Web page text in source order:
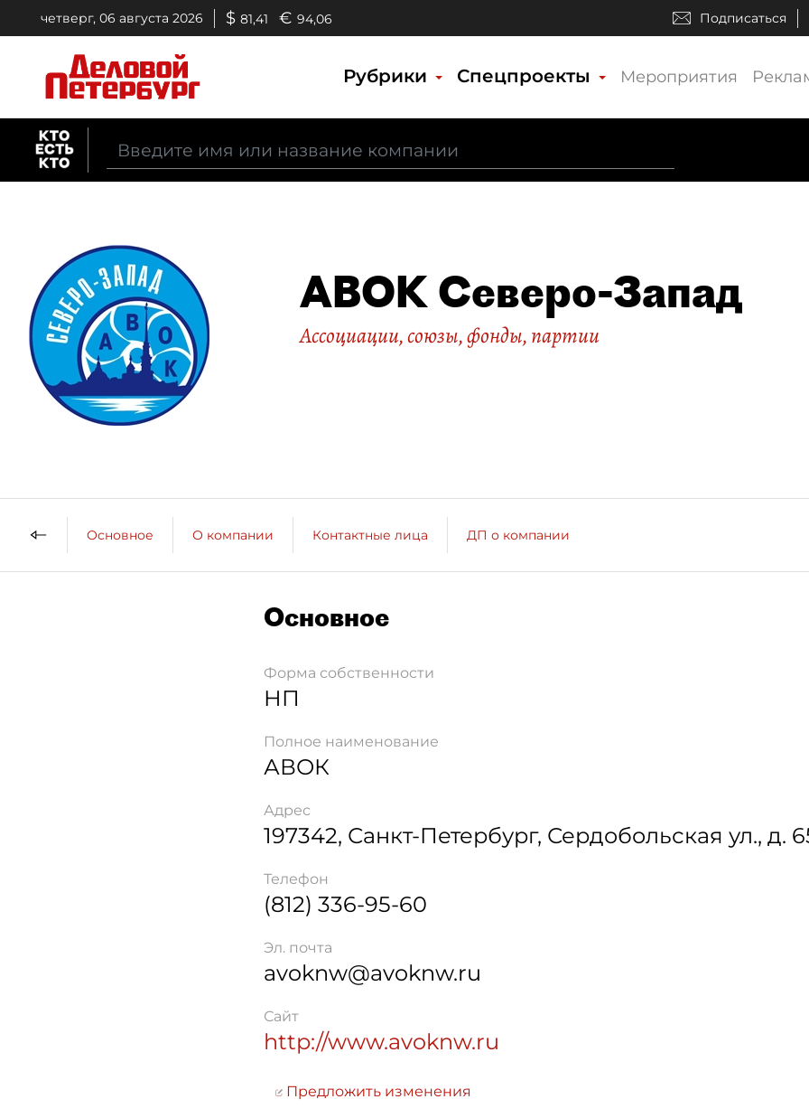
четверг, 06 августа 2026 $ 81,41 € 94,06 Подписаться
Рубрики Спецпроекты Мероприятия
АВОК Северо-Запад
Ассоциации, союзы, фонды, партии
Основное О компании Контактные лица ДП о компании
Основное
Форма собственности
НП
Полное наименование
АВОК
Адрес
197342, Санкт-Петербург, Сердобольская ул., д.
Телефон
(812) 336-95-60
Эл. почта
avoknw@avoknw.ru
Сайт
http://www.avoknw.ru
Предложить изменения